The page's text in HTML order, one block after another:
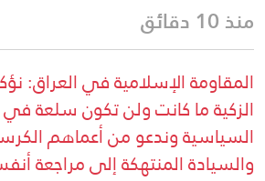
منذ 10 دقائق
المقاومة الإسلامية في العراق:
الزكية ما كانت ولن تكون سلعة
السياسية وندعو من أعماهم
والسيادة المنتهكة إلى مراجعة